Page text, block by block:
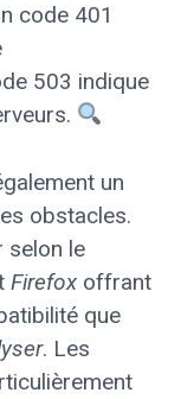
code 401
503 indique
un
obstacles.
selon le
Firefox offrant
que
. Les